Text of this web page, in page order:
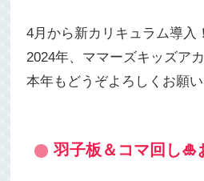
4月から新カリキュラム導入！
2024年、ママーズキッズア
本年もどうぞよろしくお願い
羽子板＆コマ回し🎍